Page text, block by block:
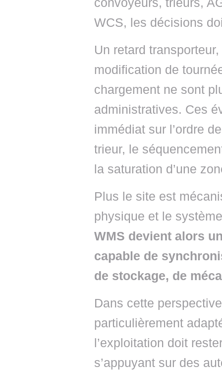
WCS, les décisions
Un retard
modification de
chargement ne sont
administratives. Ces
immédiat sur l’ordre
trieur, le
la saturation d’une
Plus le site est
physique et le
WMS devient alors
capable de
de stockage, de
Dans cette
particulièrement
l’exploitation doit
s’appuyant sur des